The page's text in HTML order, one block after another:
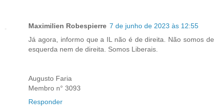
Maximilien Robespierre 7 de junho de 2023 às 12:55
Já agora, informo que a IL não é de direita. Não somos de
esquerda nem de direita. Somos Liberais.
Augusto Faria
Membro n° 3093
Responder